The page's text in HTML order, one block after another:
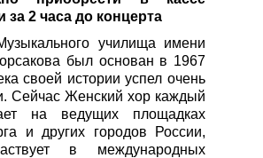
за 2 часа до концерта
училища имени
был основан в 1967
своей истории успел очень
Сейчас Женский хор каждый
на ведущих площадках
и других городов России,
в международных